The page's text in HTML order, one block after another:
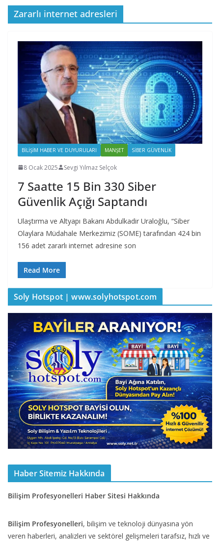
Zararlı internet adresleri
BILIŞIM HABER VE DUYURULARI MANŞET SIBER GÜVENLIK
8 Ocak 2025 Sevgi Yılmaz Selçok
7 Saatte 15 Bin 330 Siber
Güvenlik Açığı Saptandı
Ulaştırma ve Altyapı Bakanı Abdulkadir Uraloğlu, “Siber
Olaylara Müdahale Merkezimiz (SOME) tarafından 424 bin
156 adet zararlı internet adresine son
Read More
Soly Hotspot | www.solyhotspot.com
Haber Sitemiz Hakkında
Bilişim Profesyonelleri Haber Sitesi Hakkında
Bilişim Profesyonelleri, bilişim ve teknoloji dünyasına yön
veren haberleri, analizleri ve sektörel gelişmeleri tarafsız, hızlı ve